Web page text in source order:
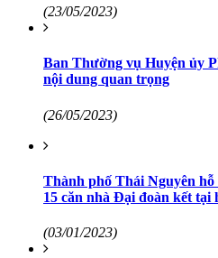
(23/05/2023)
Ban Thường vụ Huyện ủy
nội dung quan trọng
(26/05/2023)
Thành phố Thái Nguyên
15 căn nhà Đại đoàn kết tại
(03/01/2023)